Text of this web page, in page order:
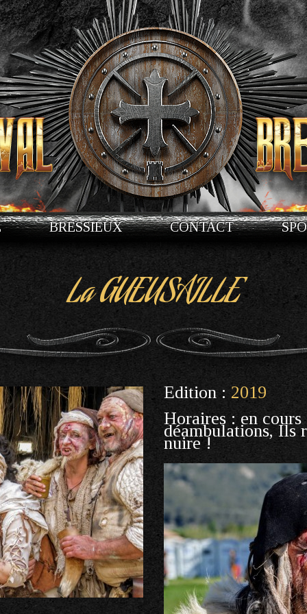
BRESSIEUX CONTACT
La GUEUSAILLE
Edition : 2019
Horaires : en cours
déambulations, Ils
nuire !